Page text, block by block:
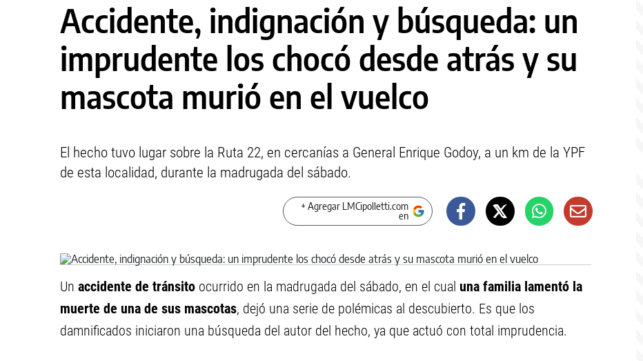
Accidente, indignación y búsqueda: un
imprudente los chocó desde atrás y su
mascota murió en el vuelco
El hecho tuvo lugar sobre la Ruta 22, en cercanías a General Enrique Godoy, a un km de la YPF
de esta localidad, durante la madrugada del sábado.
+ Agregar LMCipolletti.com
en
Un accidente de tránsito ocurrido en la madrugada del sábado, en el cual una familia lamentó la
muerte de una de sus mascotas, dejó una serie de polémicas al descubierto. Es que los
damnificados iniciaron una búsqueda del autor del hecho, ya que actuó con total imprudencia.